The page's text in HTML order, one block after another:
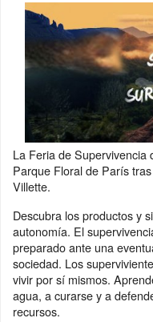
La Feria de
Parque Floral de París
Villette.
Descubra los productos y
autonomía. El
preparado ante una
sociedad. Los
vivir por sí mismos.
agua, a curarse y a
recursos.